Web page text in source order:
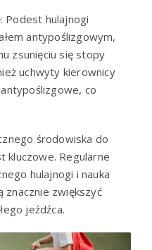
: Podest hulajnogi
antypoślizgowym,
zsunięciu się stopy
uchwyty kierownicy
co
środowiska do
kluczowe. Regularne
hulajnogi i nauka
znacznie zwiększyć
jeźdźca.